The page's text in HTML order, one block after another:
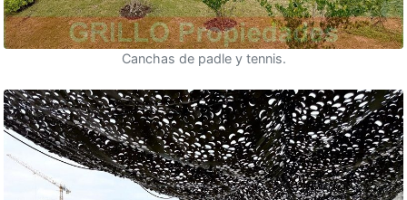
Canchas de padle y tennis.